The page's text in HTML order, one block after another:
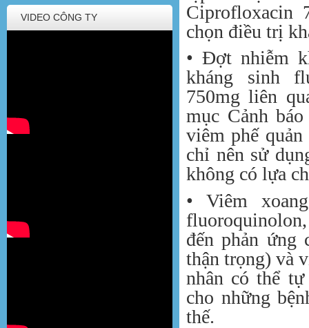
VIDEO CÔNG TY
Ciprofloxacin
chọn điều trị
• Đợt nhiễm
kháng sinh
750mg liên
mục Cảnh
viêm phế
chỉ nên sử
không có lựa
• Viêm
đến phản ứng
thận trọng) và
nhân có thể
cho những
thế.